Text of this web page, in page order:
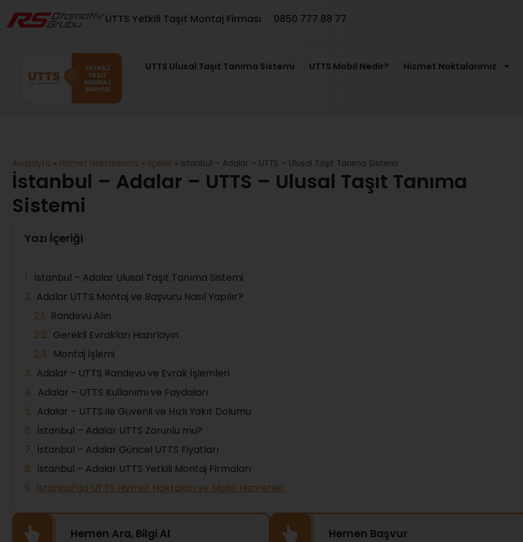
UTTS Yetkili Taşıt Montaj Firması 0850 777 88 77
UTTS Ulusal Taşıt Tanıma Sistemi UTTS Mobil Nedir? Hizmet Noktalarımız
Anasayfa » Hizmet Noktalarımız » İlçeler » İstanbul – Adalar – UTTS – Ulusal Taşıt Tanıma Sistemi
İstanbul – Adalar – UTTS – Ulusal Taşıt Tanıma
Sistemi
Yazı İçeriği
İstanbul – Adalar Ulusal Taşıt Tanıma Sistemi
Adalar UTTS Montaj ve Başvuru Nasıl Yapılır?
Randevu Alın
Gerekli Evrakları Hazırlayın
Montaj İşlemi
Adalar – UTTS Randevu ve Evrak İşlemleri
Adalar – UTTS Kullanımı ve Faydaları
Adalar – UTTS ile Güvenli ve Hızlı Yakıt Dolumu
İstanbul – Adalar UTTS Zorunlu mu?
İstanbul – Adalar Güncel UTTS Fiyatları
İstanbul – Adalar UTTS Yetkili Montaj Firmaları
İstanbul’da UTTS Hizmet Noktaları ve Mobil Hizmetler
Hemen Ara, Bilgi Al Hemen Başvur